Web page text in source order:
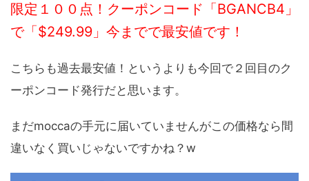
限定１００点！クーポンコード「BGANCB4」
で「$249.99」今までで最安値です！
こちらも過去最安値！というよりも今回で２回目のク
ーポンコード発行だと思います。
まだmoccaの手元に届いていませんがこの価格なら間
違いなく買いじゃないですかね？w